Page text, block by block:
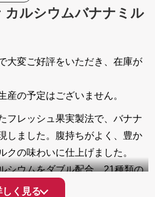
カルシウムバナナミル
大変ご好評をいただき、在庫が
産の予定はございません。
フレッシュ果実製法で、バナナ
しました。腹持ちがよく、豊か
クの味わいに仕上げました。
シウムをダブル配合。21種類の
ツに加え、カルシウムの吸収を
しく見る